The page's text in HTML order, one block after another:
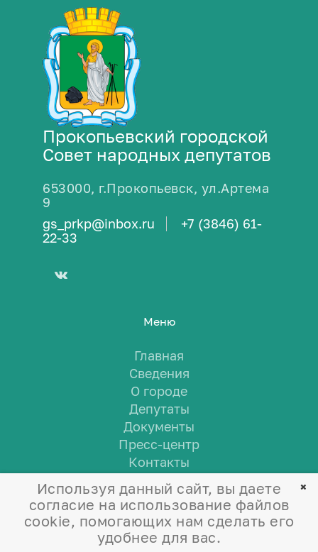
Используя данный сайт, вы даете
согласие на использование файлов
cookie, помогающих нам сделать его
удобнее для вас.
Прокопьевский городской
Совет народных депутатов
653000, г.Прокопьевск, ул.Артема
9
gs_prkp@inbox.ru
+7 (3846) 61-
22-33
Меню
Главная
Сведения
О городе
Депутаты
Документы
Пресс-центр
Контакты